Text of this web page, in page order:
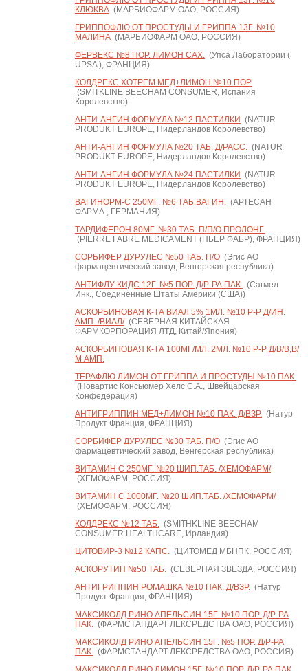
КЛЮКВА(МАРБИОФАРМ ОАО, РОССИЯ)
ГРИППОФЛЮ ОТ ПРОСТУДЫ И ГРИППА 13Г. №10
МАЛИНА(МАРБИОФАРМ ОАО, РОССИЯ)
ФЕРВЕКС №8 ПОР. ЛИМОН САХ.(Упса Лаборатории (
UPSA ), ФРАНЦИЯ)
КОЛДРЕКС ХОТРЕМ МЕД+ЛИМОН №10 ПОР.
(SMITKLINE BEECHAM CONSUMER, Испания
Королевство)
АНТИ-АНГИН ФОРМУЛА №12 ПАСТИЛКИ (NATUR
PRODUKT EUROPE, Нидерландов Королевство)
АНТИ-АНГИН ФОРМУЛА №20 ТАБ. Д/РАСС.(NATUR
PRODUKT EUROPE, Нидерландов Королевство)
АНТИ-АНГИН ФОРМУЛА №24 ПАСТИЛКИ (NATUR
PRODUKT EUROPE, Нидерландов Королевство)
ВАГИНОРМ-С 250МГ. №6 ТАБ.ВАГИН.(АРТЕСАН
ФАРМА , ГЕРМАНИЯ)
ТАРДИФЕРОН 80МГ. №30 ТАБ. П/П/О ПРОЛОНГ.
(PIERRE FABRE MEDICAMENT (ПЬЕР ФАБР), ФРАНЦИЯ)
СОРБИФЕР ДУРУЛЕС №50 ТАБ. П/О(Эгис АО
фармацевтический завод, Венгерская республика)
АНТИФЛУ КИДС 12Г. №5 ПОР. Д/Р-РА ПАК.(Сагмел
Инк., Соединенные Штаты Америки (США))
АСКОРБИНОВАЯ К-ТА ВИАЛ 5% 1МЛ. №10 Р-Р Д/ИН.
АМП. /ВИАЛ/(СЕВЕРНАЯ КИТАЙСКАЯ
ФАРМКОРПОРАЦИЯ ЛТД, Китай/Япония)
АСКОРБИНОВАЯ К-ТА 100МГ/МЛ. 2МЛ. №10 Р-Р Д/В/В,В/
М АМП.
ТЕРАФЛЮ ЛИМОН ОТ ГРИППА И ПРОСТУДЫ №10 ПАК.
(Новартис Консьюмер Хелс С.А., Швейцарская
Конфедерация)
АНТИГРИППИН МЕД+ЛИМОН №10 ПАК. Д/ВЗР.(Натур
Продукт Франция, ФРАНЦИЯ)
СОРБИФЕР ДУРУЛЕС №30 ТАБ. П/О(Эгис АО
фармацевтический завод, Венгерская республика)
ВИТАМИН С 250МГ. №20 ШИП.ТАБ. /ХЕМОФАРМ/
(ХЕМОФАРМ, РОССИЯ)
ВИТАМИН С 1000МГ. №20 ШИП.ТАБ. /ХЕМОФАРМ/
(ХЕМОФАРМ, РОССИЯ)
КОЛДРЕКС №12 ТАБ.(SMITHKLINE BEECHAM
CONSUMER HEALTHCARE, Ирландия)
ЦИТОВИР-3 №12 КАПС.(ЦИТОМЕД МБНПК, РОССИЯ)
АСКОРУТИН №50 ТАБ.(СЕВЕРНАЯ ЗВЕЗДА, РОССИЯ)
АНТИГРИППИН РОМАШКА №10 ПАК. Д/ВЗР.(Натур
Продукт Франция, ФРАНЦИЯ)
МАКСИКОЛД РИНО АПЕЛЬСИН 15Г. №10 ПОР. Д/Р-РА
ПАК.(ФАРМСТАНДАРТ ЛЕКСРЕДСТВА ОАО, РОССИЯ)
МАКСИКОЛД РИНО АПЕЛЬСИН 15Г. №5 ПОР. Д/Р-РА
ПАК.(ФАРМСТАНДАРТ ЛЕКСРЕДСТВА ОАО, РОССИЯ)